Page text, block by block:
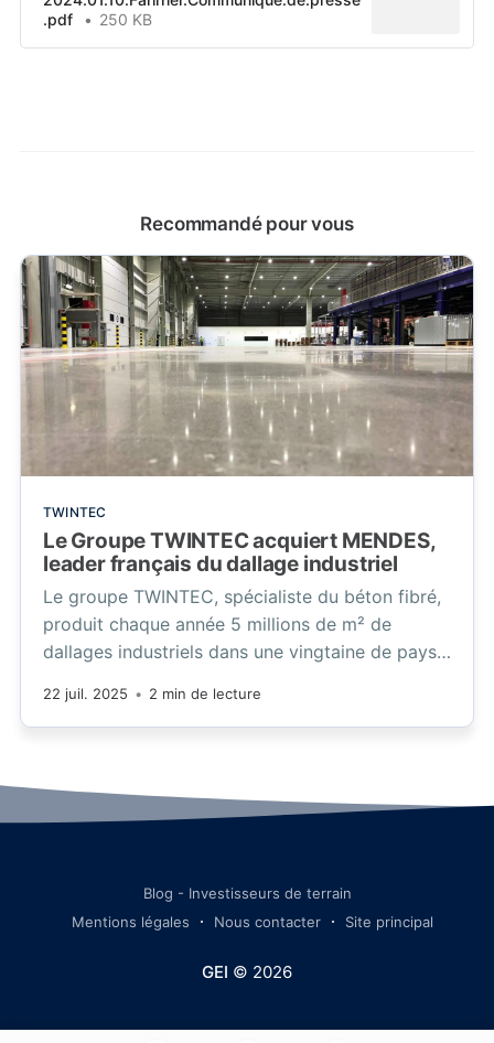
.pdf
250 KB
Recommandé pour vous
TWINTEC
Le Groupe TWINTEC acquiert MENDES,
leader français du dallage industriel
Le groupe TWINTEC, spécialiste du béton fibré,
produit chaque année 5 millions de m² de
dallages industriels dans une vingtaine de pays.
l’acquisition de MENDES, son chiffre d’affaires
dépasse désormais les 200 millions d’euros.
22 juil. 2025 • 2 min de lecture
Blog - Investisseurs de terrain
Mentions légales
Nous contacter Site principal
GEI © 2026